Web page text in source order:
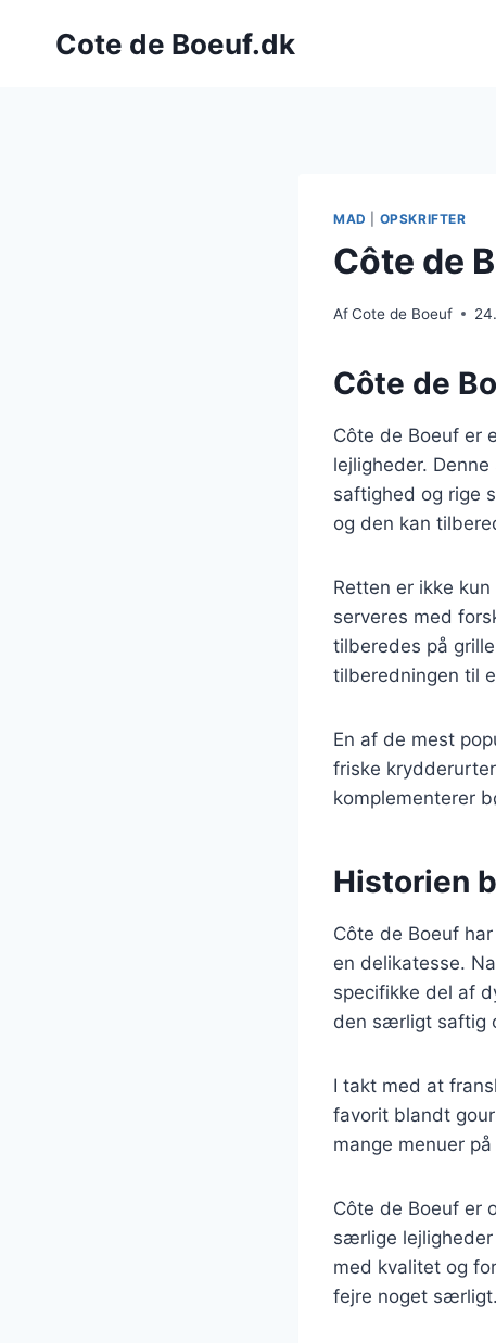
Cote de Boeuf.dk
MAD OPSKRIFTER
Côte de
AfCote de Boeuf
Côte de
Côte de Boeuf er
lejligheder.
saftighed og rige
og den kan
Retten er ikke
serveres med
tilberedes på
tilberedningen til
En af de mest
friske
komplementerer
Historien
Côte de Boeuf
en delikatesse.
specifikke del af
den særligt saftig
I takt med at
favorit blandt
mange menuer
Côte de Boeuf er
særlige
med kvalitet og
fejre noget særligt.